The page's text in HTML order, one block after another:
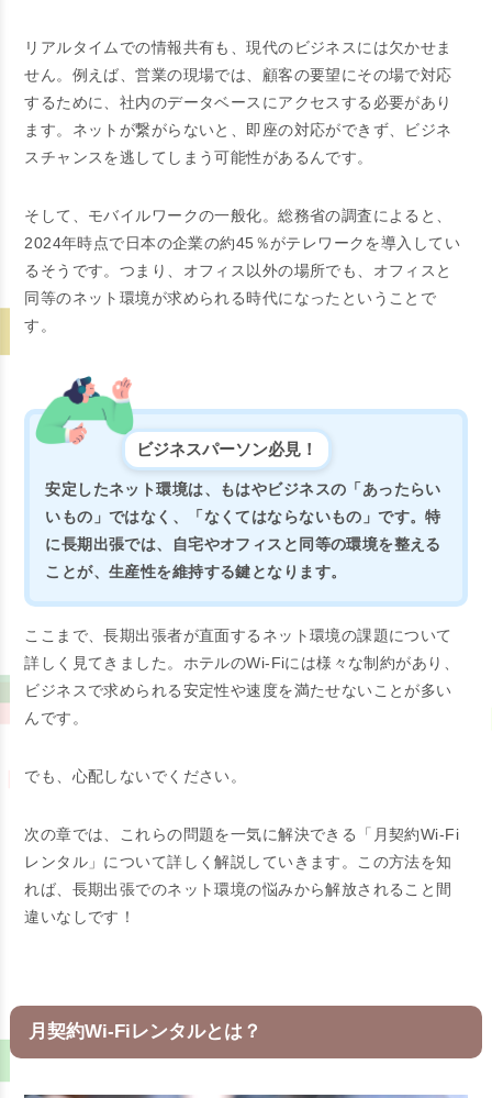
リアルタイムでの情報共有も、現代のビジネスには欠かせま
せん。例えば、営業の現場では、顧客の要望にその場で対応
するために、社内のデータベースにアクセスする必要があり
ます。ネットが繋がらないと、即座の対応ができず、ビジネ
スチャンスを逃してしまう可能性があるんです。
そして、モバイルワークの一般化。総務省の調査によると、
2024年時点で日本の企業の約45％がテレワークを導入してい
るそうです。つまり、オフィス以外の場所でも、オフィスと
同等のネット環境が求められる時代になったということで
す。
ビジネスパーソン必見！
安定したネット環境は、もはやビジネスの「あったらい
いもの」ではなく、「なくてはならないもの」です。特
に長期出張では、自宅やオフィスと同等の環境を整える
ことが、生産性を維持する鍵となります。
ここまで、長期出張者が直面するネット環境の課題について
詳しく見てきました。ホテルのWi-Fiには様々な制約があり、
ビジネスで求められる安定性や速度を満たせないことが多い
んです。
でも、心配しないでください。
次の章では、これらの問題を一気に解決できる「月契約Wi-Fi
レンタル」について詳しく解説していきます。この方法を知
れば、長期出張でのネット環境の悩みから解放されること間
違いなしです！
月契約Wi-Fiレンタルとは？